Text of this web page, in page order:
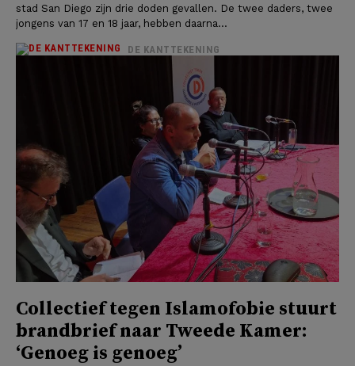
stad San Diego zijn drie doden gevallen. De twee daders, twee
jongens van 17 en 18 jaar, hebben daarna...
DE KANTTEKENING
Collectief tegen Islamofobie stuurt
brandbrief naar Tweede Kamer:
‘Genoeg is genoeg’